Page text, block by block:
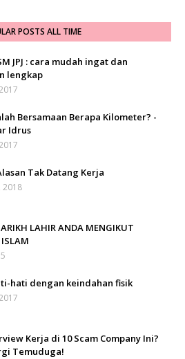
POSTS ALL TIME
JPJ : cara mudah ingat dan
lengkap
Bersamaan Berapa Kilometer? -
Idrus
Tak Datang Kerja
2018
LAHIR ANDA MENGIKUT
ISLAM
hati dengan keindahan fisik
Kerja di 10 Scam Company Ini?
Temuduga!